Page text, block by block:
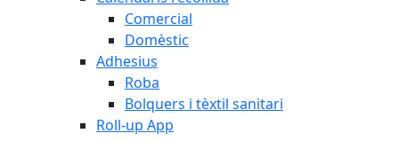
Comercial
Domèstic
Adhesius
Roba
Bolquers i tèxtil sanitari
Roll-up App